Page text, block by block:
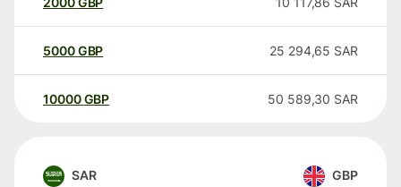
5000GBP 25 294,65 SAR
10000 GBP 50 589,30 SAR
SAR GBP